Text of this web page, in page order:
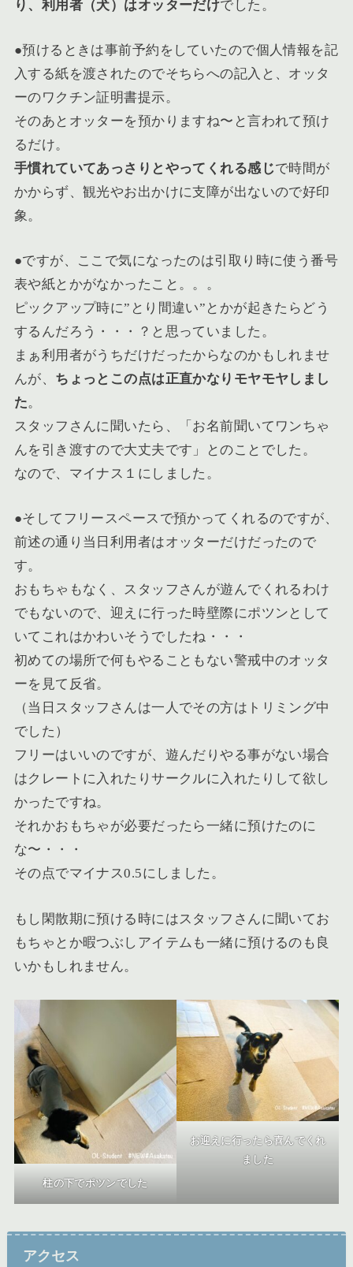
り、利用者（犬）はオッターだけでした。
●預けるときは事前予約をしていたので個人情報を記
入する紙を渡されたのでそちらへの記入と、オッタ
ーのワクチン証明書提示。
そのあとオッターを預かりますね〜と言われて預け
るだけ。
手慣れていてあっさりとやってくれる感じで時間が
かからず、観光やお出かけに支障が出ないので好印
象。
●ですが、ここで気になったのは引取り時に使う番号
表や紙とかがなかったこと 。。。
ピックアップ時に”とり間違い”とかが起きたらどう
するんだろう・・・？と思っていました。
まぁ利用者がうちだけだったからなのかもしれませ
んが、 ちょっとこの点は正直かなりモヤモヤしまし
た。
スタッフさんに聞いたら、「お名前聞いてワンちゃ
んを引き渡すので大丈夫です」とのことでした。
なので、 マイナス１にしました 。
●そしてフリースペースで預かってくれるのですが、
前述の通り当日利用者はオッターだけだったので
す。
おもちゃもなく、スタッフさんが遊んでくれるわけ
でもないので、迎えに行った時壁際にポツンとして
いてこれはかわいそうでしたね・・・
初めての場所で何もやることもない警戒中のオッタ
ーを見て反省。
（当日スタッフさんは一人でその方はトリミング中
でした）
フリーはいいのですが、遊んだりやる事がない場合
はクレートに入れたりサークルに入れたりして欲し
かったですね。
それかおもちゃが必要だったら一緒に預けたのに
な〜・・・
その点でマイナス0.5にしました 。
もし閑散期に預ける時にはスタッフさんに聞いてお
もちゃとか暇つぶしアイテムも一緒に預けるのも良
いかもしれません。
柱の下でポツンでした
お迎えに行ったら喜んでくれ
ました
アクセス